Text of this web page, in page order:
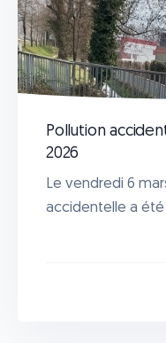
Pollution
2026
Le vendredi 6
accidentelle a été